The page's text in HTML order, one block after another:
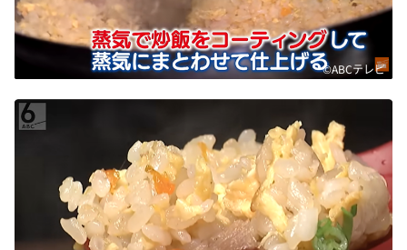
©ABCテレビ